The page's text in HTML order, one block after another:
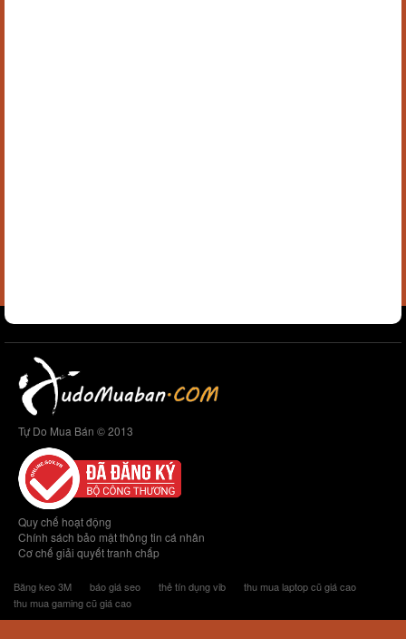
Tự Do Mua Bán © 2013
Quy chế hoạt động
Chính sách bảo mật thông tin cá nhân
Cơ chế giải quyết tranh chấp
Băng keo 3M báo giá seo thẻ tín dụng vib
thu mua laptop cũ giá cao
thu mua gaming cũ giá cao